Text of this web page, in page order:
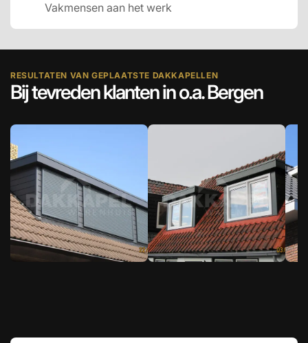
Vakmensen aan het werk
RESULTATEN VAN GEPLAATSTE DAKKAPELLEN
Bij tevreden klanten in o.a. Bergen